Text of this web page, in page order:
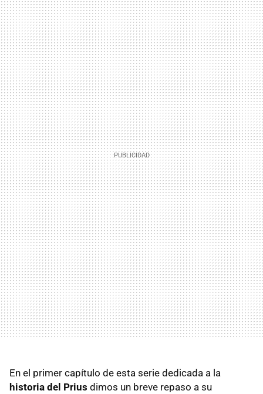
En el primer capítulo de esta serie dedicada a la
historia del Prius dimos un breve repaso a su